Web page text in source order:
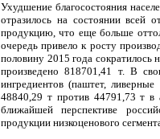
Ухудшение благосостояния
отразилось на состоянии всей
продукцию, что еще больше
очередь привело к росту
половину 2015 года сократилось
произведено 818701,41 т. В
ингредиентов (паштет,
48840,29 т против 44791,73 т в
ближайшей перспективе
продукции низкоценового